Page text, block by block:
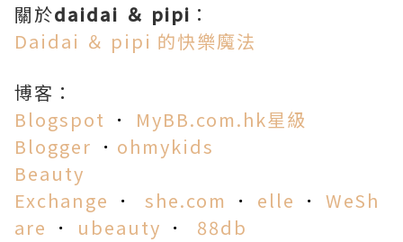
關於daidai ＆ pipi ：
Daidai ＆ pipi 的快樂魔法
博客：
Blogspot ． MyBB.com.hk星級
Blogger ． ohmykids
Beauty
Exchange ． she.com ． elle ． WeSh
are ． ubeauty ． 88db